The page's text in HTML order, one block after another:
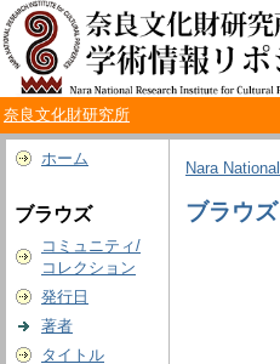
奈良文化財研究所
ホーム
ブラウズ
コミュニティ/
コレクション
発行日
著者
タイトル
Nara
ブラウ